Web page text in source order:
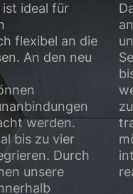
ist ideal für
flexibel an die
An den neu
werden.
bis zu vier
Durch
unsere
blockiert. Wenn Cookies
Einwilligung mehr.